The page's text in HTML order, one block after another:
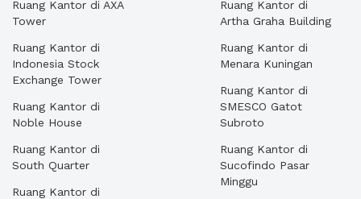
Ruang Kantor di AXA
Tower
Ruang Kantor di
Indonesia Stock
Exchange Tower
Ruang Kantor di
Noble House
Ruang Kantor di
South Quarter
Ruang Kantor di
Ruang Kantor di
Artha Graha Building
Ruang Kantor di
Menara Kuningan
Ruang Kantor di
SMESCO Gatot
Subroto
Ruang Kantor di
Sucofindo Pasar
Minggu